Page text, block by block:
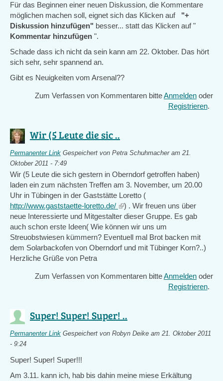
Für das Beginnen einer neuen Diskussion, die Kommentare
möglichen machen soll, eignet sich das Klicken auf "+
Diskussion hinzufügen" besser... statt das Klicken auf "
Kommentar hinzufügen ".
Schade dass ich nicht da sein kann am 22. Oktober. Das hört
sich sehr, sehr spannend an.
Gibt es Neuigkeiten vom Arsenal??
Zum Verfassen von Kommentaren bitteAnmelden oder
Registrieren.
Wir (5 Leute die sic ..
Permanenter Link Gespeichert von Petra Schuhmacheram 21.
Oktober 2011 - 7:49
Wir (5 Leute die sich gestern in Oberndorf getroffen haben)
laden ein zum nächsten Treffen am 3. November, um 20.00
Uhr in Tübingen in der Gaststätte Loretto (
http://www.gaststaette-loretto.de/ (link
is
external)
) . Wir freuen uns über
neue Interessierte und Mitgestalter dieser Gruppe. Es gab
auch schon erste Ideen( Wie können wir uns um
Streuobstwiesen kümmern? Eventuell mal Brot backen mit
dem Solarbackofen von Oberndorf und mit Tübinger Korn?..)
Herzliche Grüße von Petra
Zum Verfassen von Kommentaren bitteAnmelden oder
Registrieren.
Super! Super! Super! ..
Permanenter Link Gespeichert von Robyn Deike am 21. Oktober 2011
- 9:24
Super! Super! Super!!!
Am 3.11. kann ich, hab bis dahin meine miese Erkältung